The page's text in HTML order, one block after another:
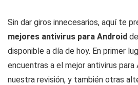
Sin dar giros innecesarios, aquí te
mejores antivirus para Android
disponible a día de hoy. En primer
encuentras a el mejor antivirus
nuestra revisión, y también otras